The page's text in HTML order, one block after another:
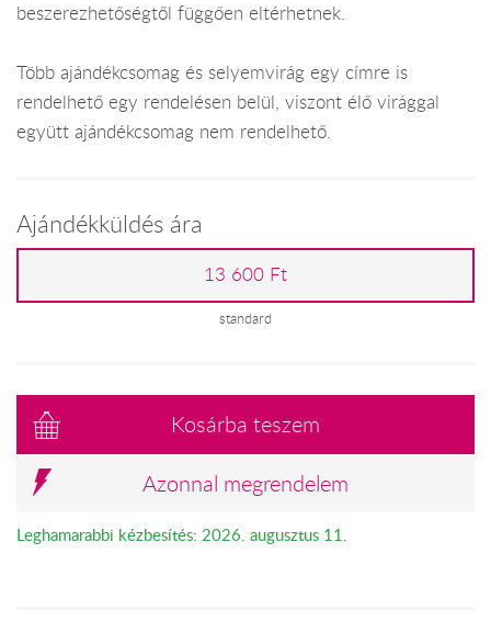
beszerezhetőségtől függően eltérhetnek.
Több ajándékcsomag és selyemvirág egy címre is
rendelhető egy rendelésen belül, viszont élő virággal
együtt ajándékcsomag nem rendelhető.
Ajándékküldés ára
13 600 Ft
standard
Kosárba teszem
Azonnal megrendelem
Leghamarabbi kézbesítés: 2026. augusztus 11.